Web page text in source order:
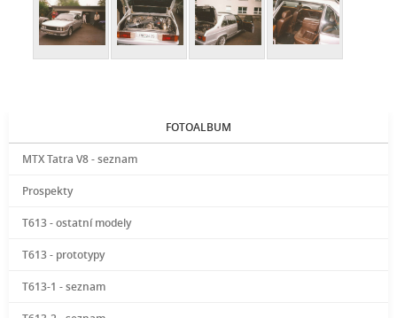
FOTOALBUM
MTX Tatra V8 - seznam
Prospekty
T613 - ostatní modely
T613 - prototypy
T613-1 - seznam